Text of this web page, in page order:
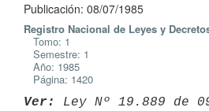
Publicación: 08/07/1985
Registro Nacional de Leyes y
Tomo: 1
Semestre: 1
Año: 1985
Página: 1420
Ver:
Ley Nº 19.889 de